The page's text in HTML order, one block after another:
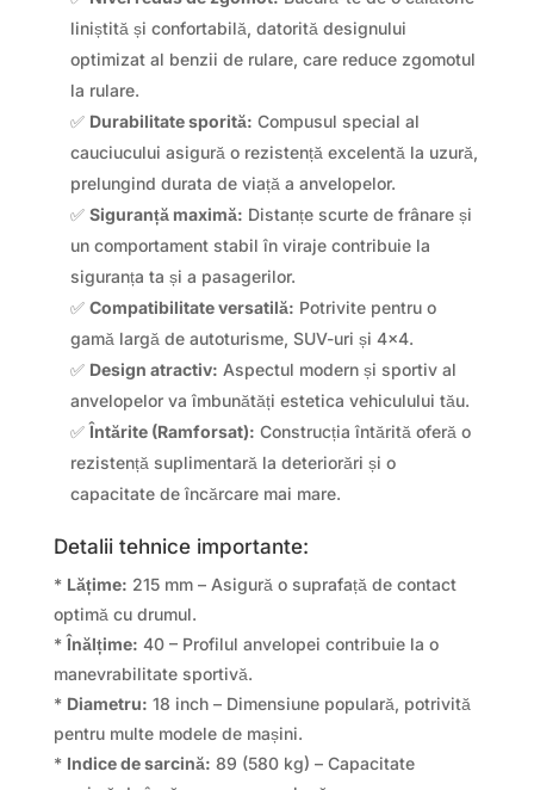
liniștită și confortabilă, datorită designului
optimizat al benzii de rulare, care reduce zgomotul
la rulare.
✅ Durabilitate sporită: Compusul special al
cauciucului asigură o rezistență excelentă la uzură,
prelungind durata de viață a anvelopelor.
✅ Siguranță maximă: Distanțe scurte de frânare și
un comportament stabil în viraje contribuie la
siguranța ta și a pasagerilor.
✅ Compatibilitate versatilă: Potrivite pentru o
gamă largă de autoturisme, SUV-uri și 4×4.
✅ Design atractiv: Aspectul modern și sportiv al
anvelopelor va îmbunătăți estetica vehiculului tău.
✅Întărite (Ramforsat): Construcția întărită oferă o
rezistență suplimentară la deteriorări și o
capacitate de încărcare mai mare.
Detalii tehnice importante:
* Lățime: 215 mm – Asigură o suprafață de contact
optimă cu drumul.
*Înălțime: 40 – Profilul anvelopei contribuie la o
manevrabilitate sportivă.
* Diametru: 18 inch – Dimensiune populară, potrivită
pentru multe modele de mașini.
* Indice de sarcină: 89 (580 kg) – Capacitate